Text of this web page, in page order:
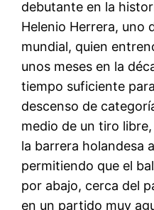
debutante en la
Helenio Herrera, uno
mundial, quien
unos meses en la
tiempo suficiente
descenso de
medio de un tiro
la barrera holandesa
permitiendo que el
por abajo, cerca del
en un partido muy